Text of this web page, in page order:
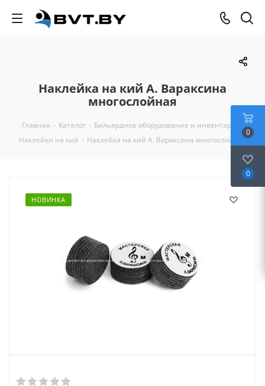
Наклейка на кий А. Вараксина
многослойная
Главная - Каталог - Бильярдное оборудование и инвентарь
Наклейки на кий - Наклейка на кий А. Вараксина многослойная
НОВИНКА
0
0